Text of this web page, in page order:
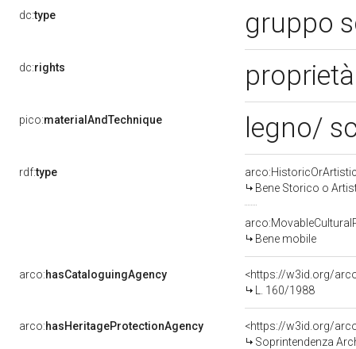
dc:type gruppo
dc:rights
pico:materialAndTechnique legno/
rdf:type
Bene Storico o
Bene mobile
arco:hasCataloguingAgency
<https://w3id.org/
L. 160/1988
arco:hasHeritageProtectionAgency
<https://w3id.org/
Soprintendenza